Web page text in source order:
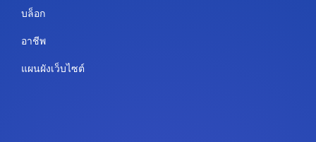
บล็อก
อาชีพ
แผนผังเว็บไซต์